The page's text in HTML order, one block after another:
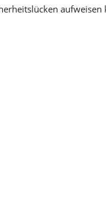
aufweisen